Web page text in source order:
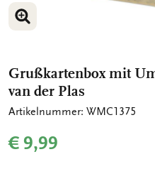
BILD VERGRÖSSERN
BILD VERGRÖSSERN
Grußkartenbox mit
van der Plas
Artikelnummer: WMC1375
€ 9,99